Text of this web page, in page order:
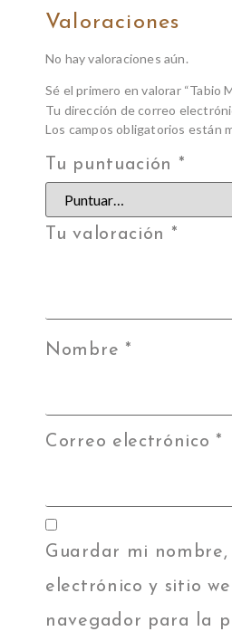
Valoraciones
No hay valoraciones aún.
Sé el primero en valorar “Tabio
Tu dirección de correo
Los campos obligatorios están
Tu puntuación *
Tu valoración *
Nombre *
Correo electrónico *
Guardar mi nombre,
electrónico y sitio
navegador para la